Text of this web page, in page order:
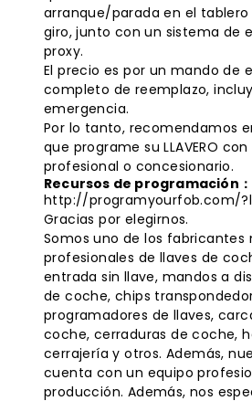
arranque/parada en el tablero
giro, junto con un sistema de
proxy.
El precio es por un mando de
completo de reemplazo,
emergencia.
Por lo tanto, recomendamos
que programe su LLAVERO
profesional o concesionario.
Recursos de programación：
http://programyourfob.com/
Gracias por elegirnos.
Somos uno de los fabricantes
profesionales de llaves de
entrada sin llave, mandos a
de coche, chips
programadores de llaves,
coche, cerraduras de coche,
cerrajería y otros. Además,
cuenta con un equipo
producción. Además, nos